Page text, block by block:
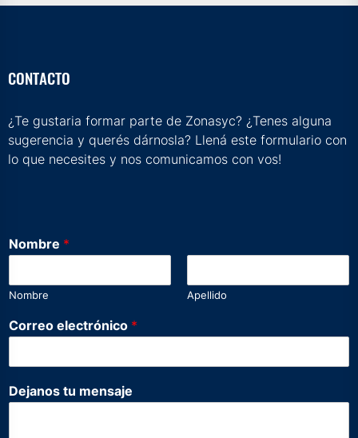
CONTACTO
¿Te gustaria formar parte de Zonasyc? ¿Tenes alguna
sugerencia y querés dárnosla? Llená este formulario con
lo que necesites y nos comunicamos con vos!
Nombre *
Nombre Apellido
N
o
b
e
Correo electrónico *
Dejanos tu mensaje